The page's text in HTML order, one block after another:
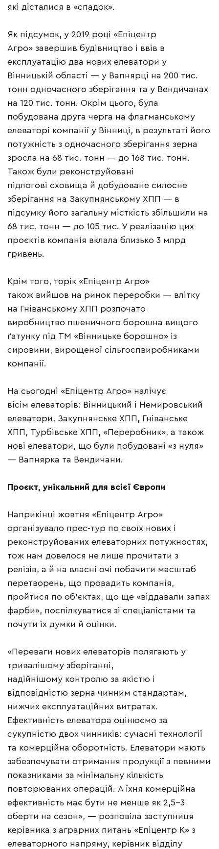
які дісталися в «спадок».
Як підсумок, у 2019 році «Епіцентр
Агро» завершив будівництво і ввів в
експлуатацію два нових елеватори у
Вінницькій області — у Вапнярці на 200 тис.
тонн одночасного зберігання та у Вендичанах
на 120 тис. тонн. Окрім цього, була
побудована друга черга на флагманському
елеваторі компанії у Вінниці, в результаті його
потужність з одночасного зберігання зерна
зросла на 68 тис. тонн — до 168 тис. тонн.
Також були реконструйовані
підлогові сховища й добудоване силосне
зберігання на Закупнянському ХПП — в
підсумку його загальну місткість збільшили на
68 тис. тонн — до 105 тис. У реалізацію цих
проєктів компанія вклала близько 3 млрд
гривень.
Крім того, торік «Епіцентр Агро»
також вийшов на ринок переробки — влітку
на Гніванському ХПП розпочато
виробництво пшеничного борошна вищого
ґатунку під ТМ «Вінницьке борошно» із
сировини, вирощеної сільгоспвиробниками
компанії.
На сьогодні «Епіцентр Агро» налічує
вісім елеваторів: Вінницький і Немировський
елеватори, Закупнянське ХПП, Гніванське
ХПП, Турбівське ХПП, «Переробник», а також
нові елеватори, що були побудовані «з нуля»
— Вапнярка та Вендичани.
Проєкт, унікальний для всієї Європи
Наприкінці жовтня «Епіцентр Агро»
організувало прес-тур по своїх нових і
реконструйованих елеваторних потужностях,
тож нам довелося не лише прочитати з
релізів, а й на власні очі побачити масштаб
перетворень, що провадить компанія,
пройтися по об’єктах, що ще «віддавали запах
фарби», поспілкуватися зі спеціалістами та
почути їх думки й оцінки.
«Переваги нових елеваторів полягають у
тривалішому зберіганні,
надійнішому контролю за якістю і
відповідністю зерна чинним стандартам,
нижчих експлуатаційних витратах.
Ефективність елеватора оцінюємо за
сукупністю двох чинників: сучасні технології
та комерційна оборотність. Елеватори мають
забезпечувати отримання продукції з певними
показниками за мінімальну кількість
повторюваних операцій. А їхня комерційна
ефективність має бути не менше як 2,5–3
оберти на сезон», — розповіла заступниця
керівника з аграрних питань «Епіцентр К» з
елеваторного напряму, керівник відділу